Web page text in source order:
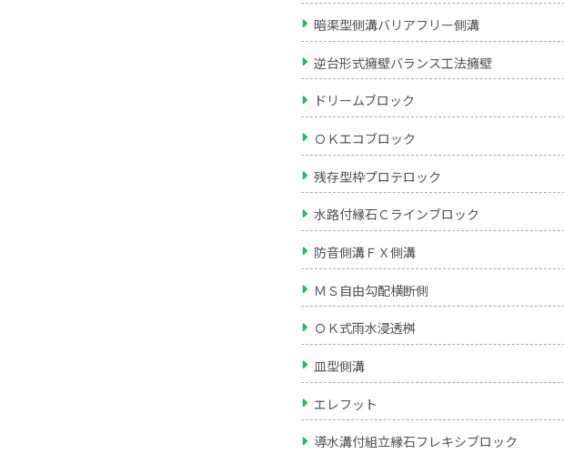
暗渠型側溝バリアフリー側溝
逆台形式擁壁バランス工法擁壁
ドリームブロック
ＯＫエコブロック
残存型枠プロテロック
水路付縁石Ｃラインブロック
防音側溝ＦＸ側溝
ＭＳ自由勾配横断側
ＯＫ式雨水浸透桝
皿型側溝
エレフット
導水溝付組立縁石フレキシブロック